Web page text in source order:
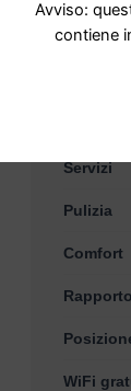
Servizi
Pulizia
Comfort
WiFi
Avviso:
contiene